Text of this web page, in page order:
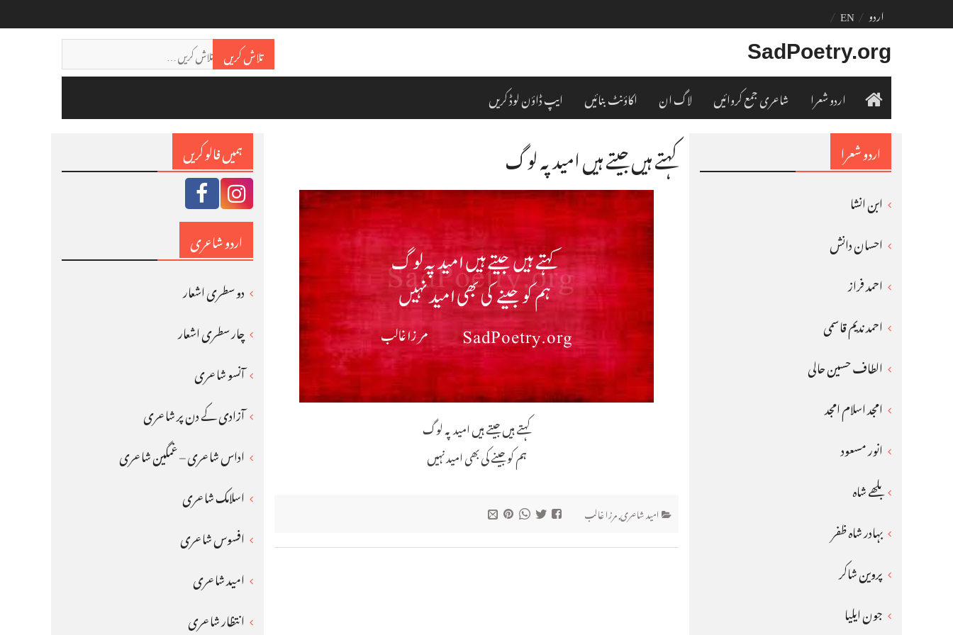
to
EN اردو
SadPoetry.org
Search
for:تلاش کریں
ہوم اردو شعرا شاعری جمع کروائیں لاگ ان اکاؤنٹ بنائیں ایپ ڈاؤن لوڈ کریں
کہتے ہیں جیتے ہیں امید پہ لوگ
کہتے ہیں جیتے ہیں امید پہ لوگ
ہم کو جینے کی بھی امید نہیں
امید شاعری,مرزا غالب
اردو شعرا
ابن انشا
احسان دانش
احمد فراز
احمد ندیم قاسمی
الطاف حسین حالی
امجد اسلام امجد
انور مسعود
بلھے شاہ
بہادر شاہ ظفر
پروین شاکر
جون ایلیا
ہمیں فالو کریں
اردو شاعری
دو سطری اشعار
چار سطری اشعار
آنسو شاعری
آزادی کے دن پر شاعری
اداس شاعری – غمگین شاعری
اسلامک شاعری
افسوس شاعری
امید شاعری
انتظار شاعری